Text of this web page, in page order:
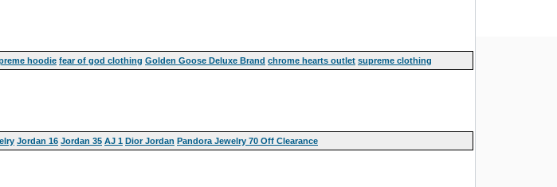
hoodie fear of god clothing Golden Goose Deluxe Brand chrome hearts outlet supreme clothing
Jordan 16 Jordan 35 AJ 1 Dior Jordan Pandora Jewelry 70 Off Clearance